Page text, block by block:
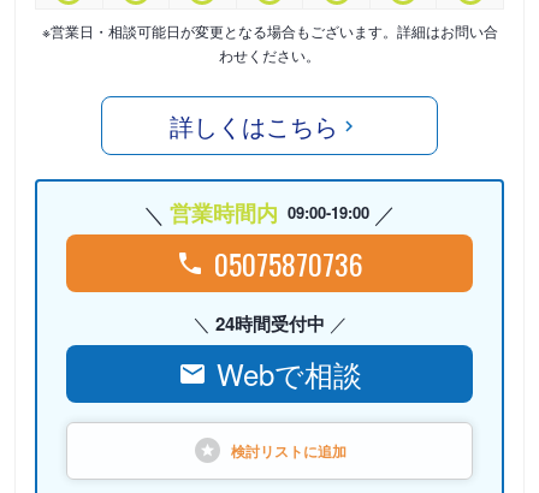
※営業日・相談可能日が変更となる場合もございます。詳細はお問い合
わせください。
詳しくはこちら
営業時間内 09:00-19:00
05075870736
24時間受付中
Webで相談
検討リストに追加